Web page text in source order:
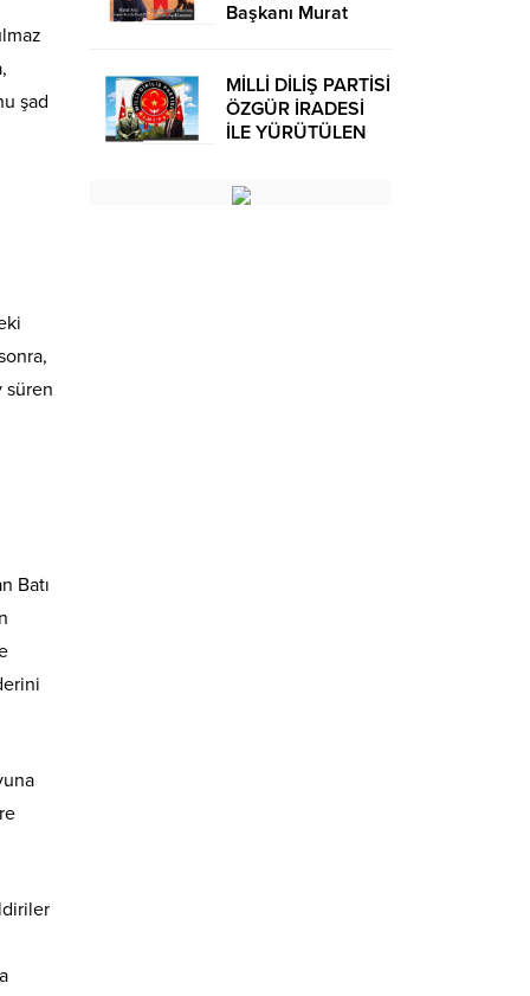
şad
süren
Batı
Başkanı Murat
Basın Açıklaması
MİLLİ DİLİŞ PARTİSİ
ÖZGÜR İRADESİ
İLE YÜRÜTÜLEN
OLUŞUMUDUR